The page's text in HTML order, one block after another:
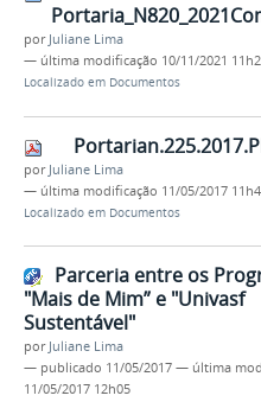
por Juliane Lima
— última modificação 10/11/2021
Localizado em Documentos
por Juliane Lima
— última modificação 11/05/2017
Localizado em Documentos
Parceria entre os
"Mais de Mim” e "Univasf
Sustentável"
por Juliane Lima
— publicado 11/05/2017 — última
11/05/2017 12h05